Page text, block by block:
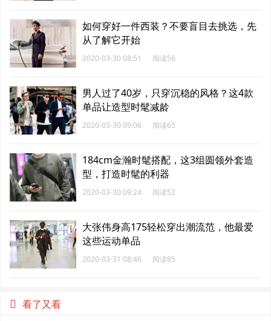
如何穿好一件西装？不要盲目去挑选，先
从了解它开始
2020-03-30 08:51 阅读56
男人过了40岁，只穿沉稳的风格？这4款
单品让造型时髦减龄
2020-03-30 09:06 阅读65
184cm金瀚时髦搭配，这3组圆领外套造
型，打造时髦的利器
2020-03-30 09:24 阅读52
大张伟身高175轻松穿出潮流范，他最爱
这些运动单品
2020-03-31 08:46 阅读85
看了又看